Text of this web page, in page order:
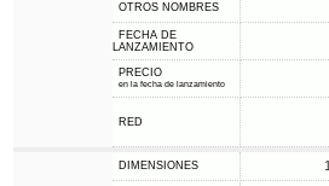
OTROS NOMBRES
FECHA DE
LANZAMIENTO
PRECIO
en la fecha de lanzamiento
RED
DIMENSIONES